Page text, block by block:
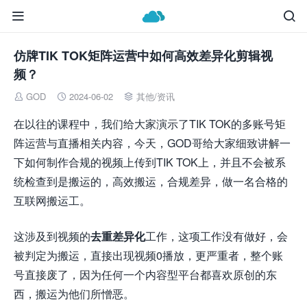


仿牌TIK TOK矩阵运营中如何高效差异化剪辑视
频？
 GOD  2024-06-02  其他/资讯
在以往的课程中，我们给大家演示了TIK TOK的多账号矩
阵运营与直播相关内容，今天，GOD哥给大家细致讲解一
下如何制作合规的视频上传到TIK TOK上，并且不会被系
统检查到是搬运的，高效搬运，合规差异，做一名合格的
互联网搬运工。
这涉及到视频的去重差异化工作，这项工作没有做好，会
被判定为搬运，直接出现视频0播放，更严重者，整个账
号直接废了，因为任何一个内容型平台都喜欢原创的东
西，搬运为他们所憎恶。